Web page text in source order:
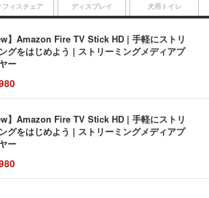
】Amazon Fire TV Stick HD | 手軽にストリ
グをはじめよう | ストリーミングメディアプ
ー
】Amazon Fire TV Stick HD | 手軽にストリ
グをはじめよう | ストリーミングメディアプ
ー
フィスチェア ディスプレイ 犬用トイレ